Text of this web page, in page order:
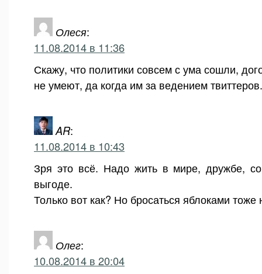
Олеся:
11.08.2014 в 11:36
Скажу, что политики совсем с ума сошли,
не умеют, да когда им за ведением твиттеров.
AR:
11.08.2014 в 10:43
Зря это всё. Надо жить в мире, дружбе,
выгоде.
Только вот как? Но бросаться яблоками
Олег:
10.08.2014 в 20:04